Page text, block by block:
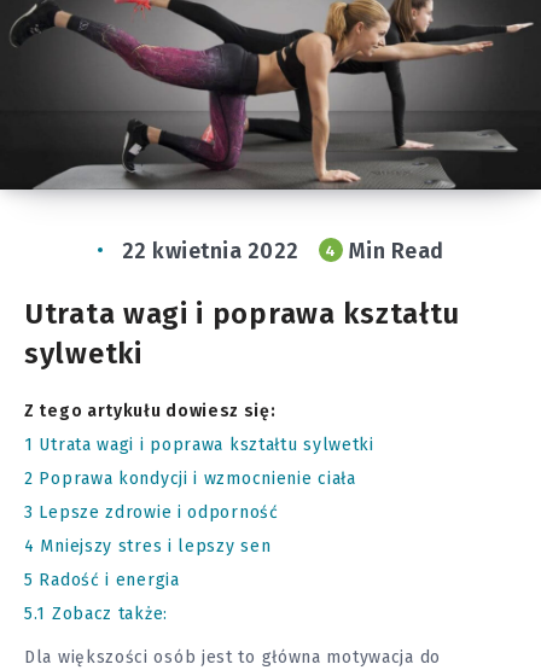
22 kwietnia 2022 4 Min Read
Utrata wagi i poprawa kształtu
sylwetki
Z tego artykułu dowiesz się:
1 Utrata wagi i poprawa kształtu sylwetki
2 Poprawa kondycji i wzmocnienie ciała
3 Lepsze zdrowie i odporność
4 Mniejszy stres i lepszy sen
5 Radość i energia
5.1 Zobacz także:
Dla większości osób jest to główna motywacja do